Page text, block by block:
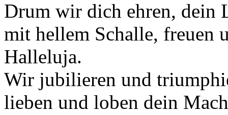
Drum wir dich ehren, dein
mit hellem Schalle, freuen
Halleluja.
Wir jubilieren und
lieben und loben dein